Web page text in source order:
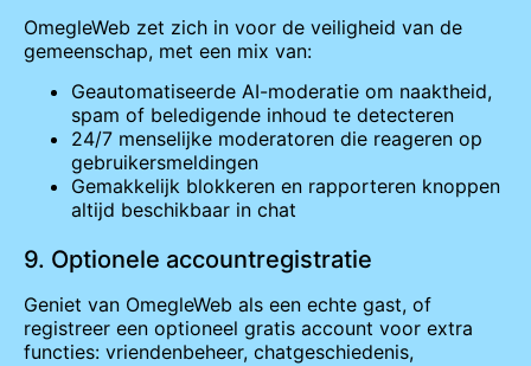
OmegleWeb zet zich in voor de veiligheid van de
gemeenschap, met een mix van:
Geautomatiseerde AI-moderatie om naaktheid,
spam of beledigende inhoud te detecteren
24/7 menselijke moderatoren die reageren op
gebruikersmeldingen
Gemakkelijk blokkeren en rapporteren knoppen
altijd beschikbaar in chat
9. Optionele accountregistratie
Geniet van OmegleWeb als een echte gast, of
registreer een optioneel gratis account voor extra
functies: vriendenbeheer, chatgeschiedenis,